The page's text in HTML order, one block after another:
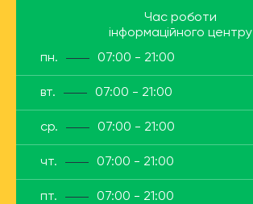
Час роботи
інформаційного центру
пн.
07:00 - 21:00
вт. 07:00 - 21:00
ср. 07:00 - 21:00
чт. 07:00 - 21:00
пт. 07:00 - 21:00